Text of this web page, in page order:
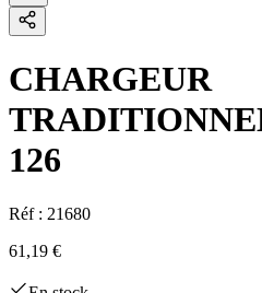
CHARGEUR
126
Réf : 21680
61,19 €